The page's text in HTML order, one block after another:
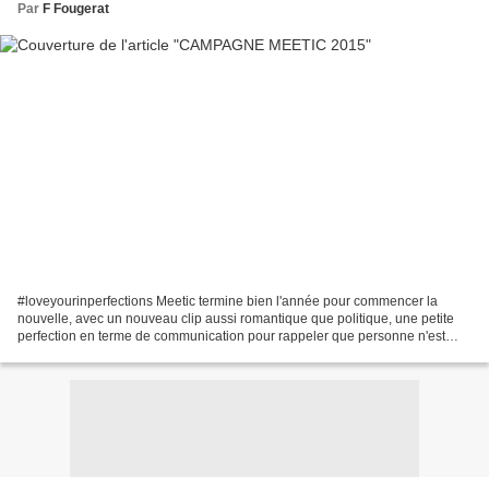
Par F Fougerat
#loveyourinperfections Meetic termine bien l'année pour commencer la
nouvelle, avec un nouveau clip aussi romantique que politique, une petite
perfection en terme de communication pour rappeler que personne n'est